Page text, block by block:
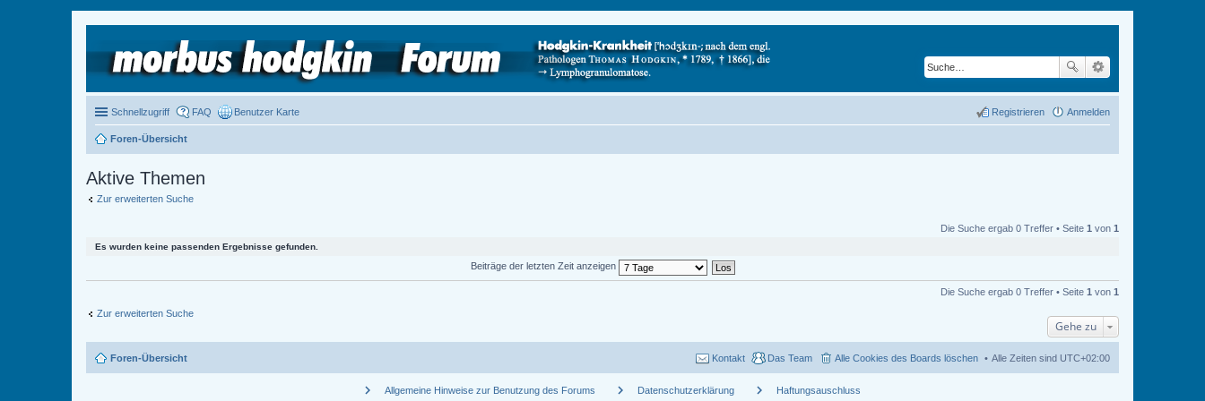
Schnellzugriff FAQ Benutzer Karte Anmelden
Registrieren
Foren-Übersicht
Aktive Themen
Zur erweiterten Suche
Die Suche ergab 0 Treffer • Seite 1 von 1
Es wurden keine passenden Ergebnisse gefunden.
Beiträge der letzten Zeit anzeigen
Die Suche ergab 0 Treffer • Seite 1 von 1
Zur erweiterten Suche
Gehe zu
Foren-Übersicht Alle Zeiten sind UTC+02:00
Alle Cookies des Boards löschen
Das Team
Kontakt
chevron_right Allgemeine Hinweise zur Benutzung des Forums chevron_right Datenschutzerklärung chevron_right Haftungsauschluss